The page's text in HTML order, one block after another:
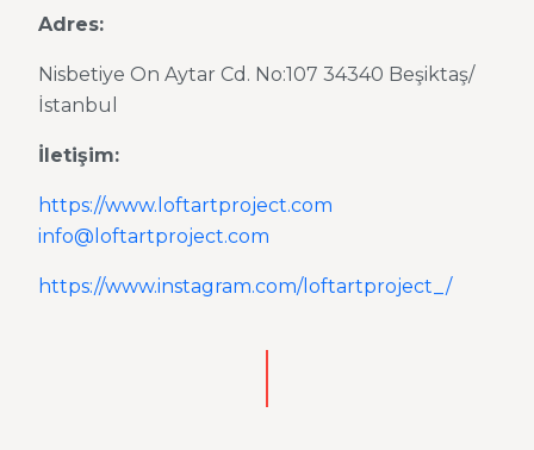
Adres:
Nisbetiye On Aytar Cd. No:107 34340 Beşiktaş/
İstanbul
İletişim:
https://www.loftartproject.com
info@loftartproject.com
https://www.instagram.com/loftartproject_/